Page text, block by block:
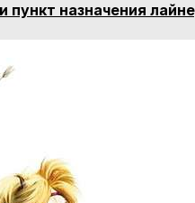
пункт назначения